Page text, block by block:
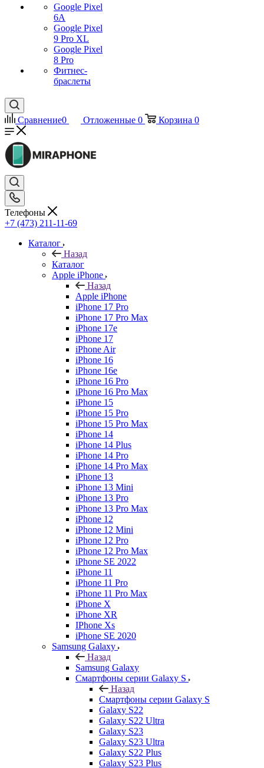
Google Pixel
6A
Google Pixel
9 Pro XL
Google Pixel
8 Pro
Фитнес-
браслеты
Сравнение0 Отложенные 0 Корзина 0
Телефоны
+7 (473) 211-11-69
Каталог
Назад
Каталог
Apple iPhone
Назад
Apple iPhone
iPhone 17 Pro
iPhone 17 Pro Max
iPhone 17e
iPhone 17
iPhone Air
iPhone 16
iPhone 16e
iPhone 16 Pro
iPhone 16 Pro Max
iPhone 15
iPhone 15 Pro
iPhone 15 Pro Max
iPhone 14
iPhone 14 Plus
iPhone 14 Pro
iPhone 14 Pro Max
iPhone 13
iPhone 13 Mini
iPhone 13 Pro
iPhone 13 Pro Max
iPhone 12
iPhone 12 Mini
iPhone 12 Pro
iPhone 12 Pro Max
iPhone SE 2022
iPhone 11
iPhone 11 Pro
iPhone 11 Pro Max
iPhone X
iPhone XR
IPhone Xs
iPhone SE 2020
Samsung Galaxy
Назад
Samsung Galaxy
Смартфоны серии Galaxy S
Назад
Смартфоны серии Galaxy S
Galaxy S22
Galaxy S22 Ultra
Galaxy S23
Galaxy S23 Ultra
Galaxy S22 Plus
Galaxy S23 Plus